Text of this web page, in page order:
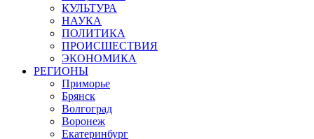
КУЛЬТУРА
НАУКА
ПОЛИТИКА
ПРОИСШЕСТВИЯ
ЭКОНОМИКА
РЕГИОНЫ
Приморье
Брянск
Волгоград
Воронеж
Екатеринбург